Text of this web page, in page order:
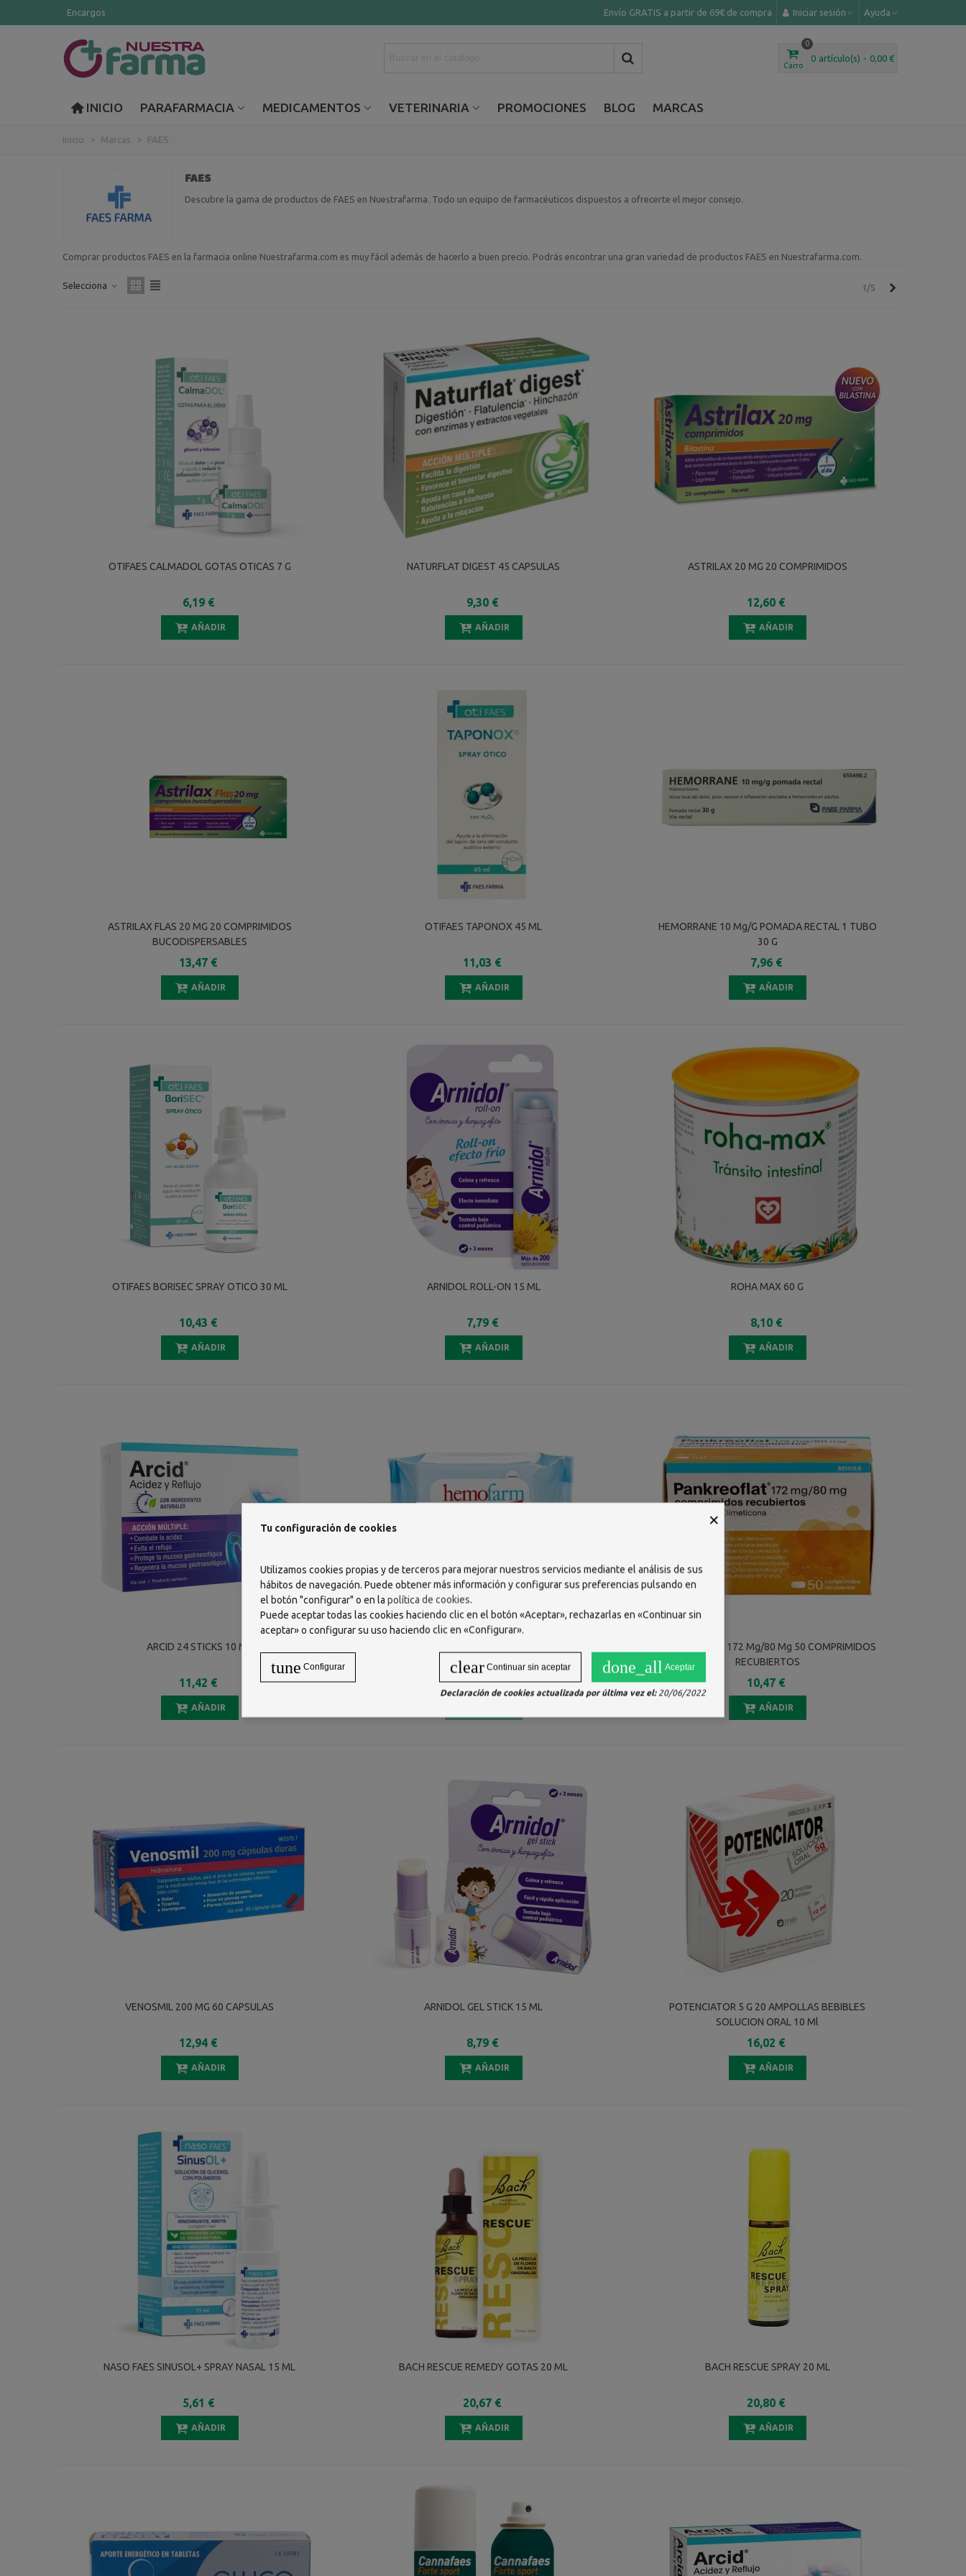
Encargos Envío GRATIS a partir de 69€ de compra Iniciar sesión Ayuda
Carro
0
0 artículo(s) - 0,00 €
INICIO PARAFARMACIA MEDICAMENTOS VETERINARIA PROMOCIONES BLOG MARCAS
Inicio > Marcas > FAES
FAES
Descubre la gama de productos de FAES en Nuestrafarma. Todo un equipo de farmacéuticos dispuestos a ofrecerte el mejor consejo.
Comprar productos FAES en la farmacia online Nuestrafarma.com es muy fácil además de hacerlo a buen precio. Podrás encontrar una gran variedad de productos FAES en Nuestrafarma.com.
Selecciona 1/5
OTIFAES CALMADOL GOTAS OTICAS 7 G
6,19 €
AÑADIR
NATURFLAT DIGEST 45 CAPSULAS
9,30 €
AÑADIR
ASTRILAX 20 MG 20 COMPRIMIDOS
12,60 €
AÑADIR
ASTRILAX FLAS 20 MG 20 COMPRIMIDOS
BUCODISPERSABLES
13,47 €
AÑADIR
OTIFAES TAPONOX 45 ML
11,03 €
AÑADIR
HEMORRANE 10 Mg/g POMADA RECTAL 1 TUBO
30 G
7,96 €
AÑADIR
OTIFAES BORISEC SPRAY OTICO 30 ML
10,43 €
AÑADIR
ARNIDOL ROLL-ON 15 ML
7,79 €
AÑADIR
ROHA MAX 60 G
8,10 €
AÑADIR
ARCID 24 STICKS 10 ML
11,42 €
AÑADIR
7,22 €
PANKREOFLAT 172 Mg/80 Mg 50 COMPRIMIDOS
RECUBIERTOS
10,47 €
AÑADIR
VENOSMIL 200 MG 60 CAPSULAS
12,94 €
AÑADIR
ARNIDOL GEL STICK 15 ML
8,79 €
AÑADIR
POTENCIATOR 5 G 20 AMPOLLAS BEBIBLES
SOLUCION ORAL 10 Ml
16,02 €
AÑADIR
NASO FAES SINUSOL+ SPRAY NASAL 15 ML
5,61 €
AÑADIR
BACH RESCUE REMEDY GOTAS 20 ML
20,67 €
AÑADIR
BACH RESCUE SPRAY 20 ML
20,80 €
AÑADIR
×
Tu configuración de cookies
Utilizamos cookies propias y de terceros para mejorar nuestros servicios mediante el análisis de sus
hábitos de navegación. Puede obtener más información y configurar sus preferencias pulsando en
el botón "configurar" o en la política de cookies.
Puede aceptar todas las cookies haciendo clic en el botón «Aceptar», rechazarlas en «Continuar sin
aceptar» o configurar su uso haciendo clic en «Configurar».
done_all Aceptar
clear Continuar sin aceptar
tune Configurar
Declaración de cookies actualizada por última vez el:20/06/2022